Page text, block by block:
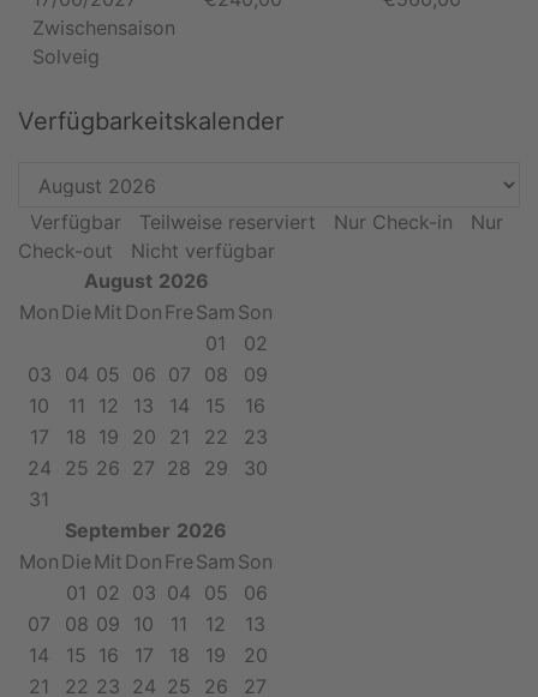
Zwischensaison
Solveig
Verfügbarkeitskalender
Verfügbar Teilweise reserviert Nur Check-in
Nur
Check-out
Nicht verfügbar
August 2026
Mon DieMit Don FreSam Son
01
02
03
04 05 06 07 08
09
10
11 12 13 14 15
16
17
18 19 20 21 22
23
24
25 26 27 28 29
30
31
September 2026
Mon DieMit Don FreSam Son
01 02 03 04 05
06
07
08 09 10 11 12
13
14
15 16 17 18 19
20
21
22 23 24 25 26
27